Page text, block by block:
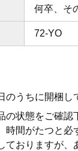
何卒、そ
72-YO
のうちに開梱し
の状態をご確認
時間がたつと必
ておりますが、